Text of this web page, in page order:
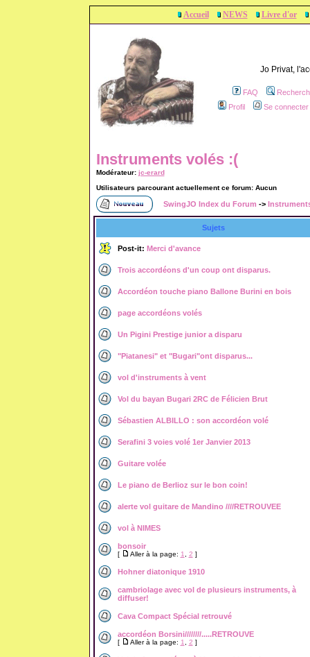
Accueil NEWS Livre d'or
Jo Privat,
FAQ
Profil
Se
Instruments volés :(
Modérateur: jc-erard
Utilisateurs parcourant actuellement ce forum: Aucun
SwingJO Index du Forum ->
Sujets
Post-it: Merci d'avance
Trois accordéons d'un coup ont disparus.
Accordéon touche piano Ballone Burini en bois
page accordéons volés
Un Pigini Prestige junior a disparu
"Piatanesi" et "Bugari"ont disparus...
vol d'instruments à vent
Vol du bayan Bugari 2RC de Félicien Brut
Sébastien ALBILLO : son accordéon volé
Serafini 3 voies volé 1er Janvier 2013
Guitare volée
Le piano de Berlioz sur le bon coin!
alerte vol guitare de Mandino ////RETROUVEE
vol à NIMES
bonsoir
[ Aller à la page: 1 2 ]
Hohner diatonique 1910
cambriolage avec vol de plusieurs instruments, à
diffuser!
Cava Compact Spécial retrouvé
accordéon Borsini////////.....RETROUVE
[ Aller à la page: 1 2 ]